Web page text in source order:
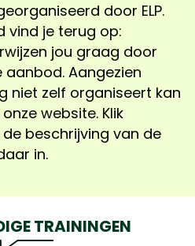
door ELP.
vind je terug op:
jou graag door
Aangezien
niet zelf organiseert kan
website. Klik
beschrijving van de
in.
TRAININGEN